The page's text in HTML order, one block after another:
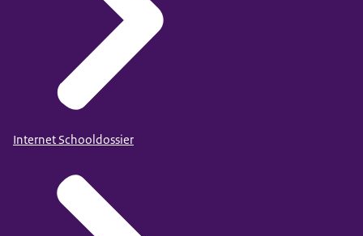
Internet Schooldossier